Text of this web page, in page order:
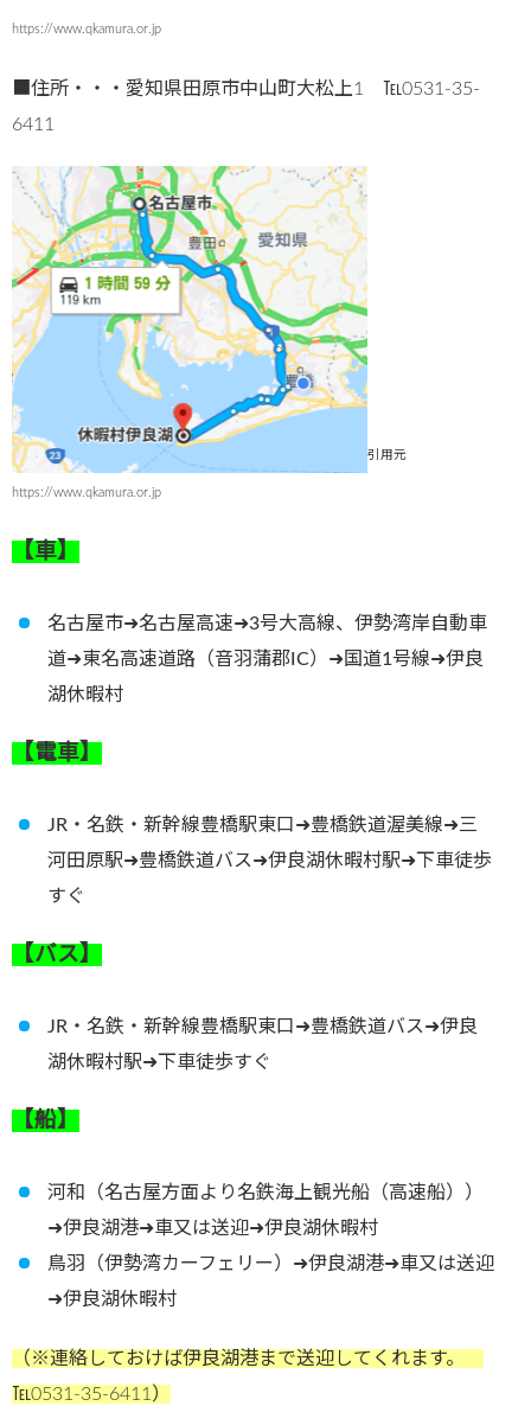
https://www.qkamura.or.jp
■住所・・・愛知県田原市中山町大松上1 ℡0531-35-
6411
引用元
https://www.qkamura.or.jp
【車】
名古屋市➜名古屋高速➜3号大高線、伊勢湾岸自動車
道➜東名高速道路（音羽蒲郡IC）➜国道1号線➜伊良
湖休暇村
【電車】
JR・名鉄・新幹線豊橋駅東口➜豊橋鉄道渥美線➜三
河田原駅➜豊橋鉄道バス➜伊良湖休暇村駅➜下車徒歩
すぐ
【バス】
JR・名鉄・新幹線豊橋駅東口➜豊橋鉄道バス➜伊良
湖休暇村駅➜下車徒歩すぐ
【船】
河和（名古屋方面より名鉄海上観光船（高速船））
➜伊良湖港➜車又は送迎➜伊良湖休暇村
鳥羽（伊勢湾カーフェリー）➜伊良湖港➜車又は送迎
➜伊良湖休暇村
（※連絡しておけば伊良湖港まで送迎してくれます。
℡0531-35-6411）